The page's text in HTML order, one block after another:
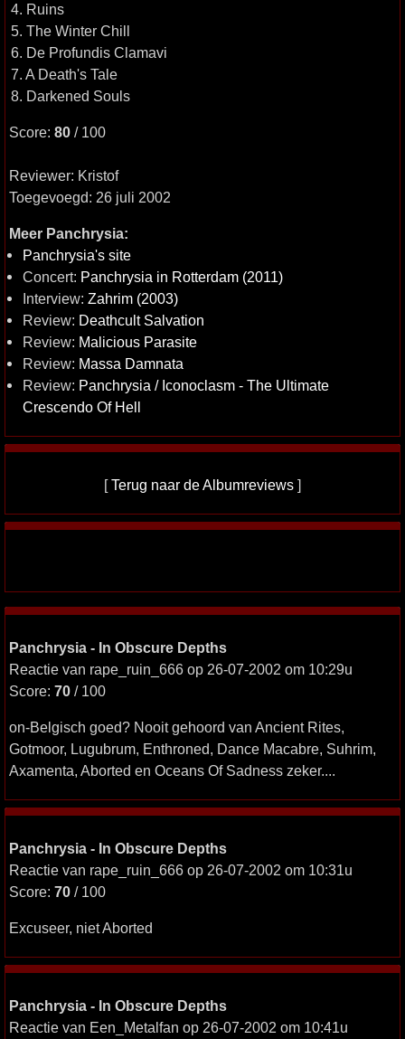
4. Ruins
5. The Winter Chill
6. De Profundis Clamavi
7. A Death's Tale
8. Darkened Souls
Score: 80 / 100
Reviewer: Kristof
Toegevoegd: 26 juli 2002
Meer Panchrysia:
Panchrysia's site
Concert: Panchrysia in Rotterdam (2011)
Interview: Zahrim (2003)
Review: Deathcult Salvation
Review: Malicious Parasite
Review: Massa Damnata
Review: Panchrysia / Iconoclasm - The Ultimate
Crescendo Of Hell
[Terug naar de Albumreviews ]
Panchrysia - In Obscure Depths
Reactie van rape_ruin_666 op 26-07-2002 om 10:29u
Score: 70 / 100
on-Belgisch goed? Nooit gehoord van Ancient Rites,
Gotmoor, Lugubrum, Enthroned, Dance Macabre, Suhrim,
Axamenta, Aborted en Oceans Of Sadness zeker....
Panchrysia - In Obscure Depths
Reactie van rape_ruin_666 op 26-07-2002 om 10:31u
Score: 70 / 100
Excuseer, niet Aborted
Panchrysia - In Obscure Depths
Reactie van Een_Metalfan op 26-07-2002 om 10:41u